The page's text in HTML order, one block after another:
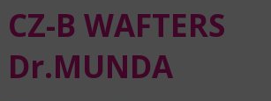
CZ-B WAFTERS
Dr.MUNDA